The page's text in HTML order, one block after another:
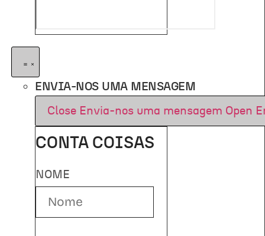
ENVIA-NOS UMA MENSAGEM
Close Envia-nos uma mensagem Open
CONTA COISAS
NOME